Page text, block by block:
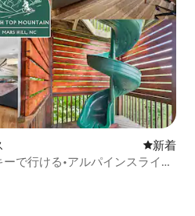
新しい宿
新着
で行ける•アルパインスライド